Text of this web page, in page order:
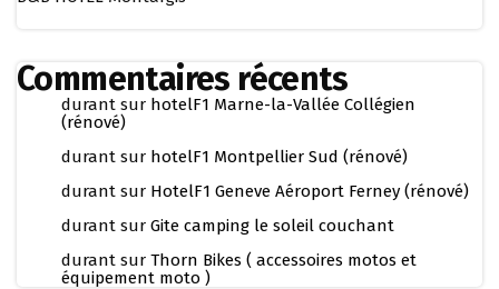
Commentaires récents
durant sur hotelF1 Marne-la-Vallée Collégien
(rénové)
durant sur hotelF1 Montpellier Sud (rénové)
durant sur HotelF1 Geneve Aéroport Ferney (rénové)
durant sur Gite camping le soleil couchant
durant sur Thorn Bikes ( accessoires motos et
équipement moto )